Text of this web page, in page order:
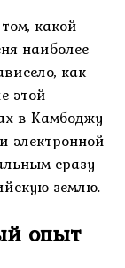
какой
наиболее
как
этой
в Камбоджу
электронной
сразу
землю.
опыт